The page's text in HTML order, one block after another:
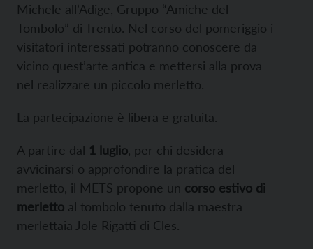
Michele all’Adige, Gruppo “Amiche del
Tombolo” di Trento. Nel corso del pomeriggio i
visitatori interessati potranno conoscere da
vicino quest’arte antica e mettersi alla prova
nel realizzare un piccolo merletto.
La partecipazione è libera e gratuita.
A partire dal 1 luglio , per chi desidera
avvicinarsi o approfondire la pratica del
merletto, il METS propone un corso estivo di
merletto al tombolo tenuto dalla maestra
merlettaia Jole Rigatti di Cles.